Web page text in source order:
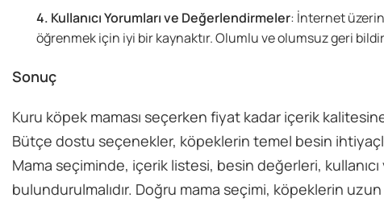
Kullanıcı Yorumları ve Değerlendirmeler: İnternet
öğrenmek için iyi bir kaynaktır. Olumlu ve olumsuz geri
Sonuç
Kuru köpek maması seçerken fiyat kadar içerik
Bütçe dostu seçenekler, köpeklerin temel besin
Mama seçiminde, içerik listesi, besin değerleri,
bulundurulmalıdır. Doğru mama seçimi, köpeklerin